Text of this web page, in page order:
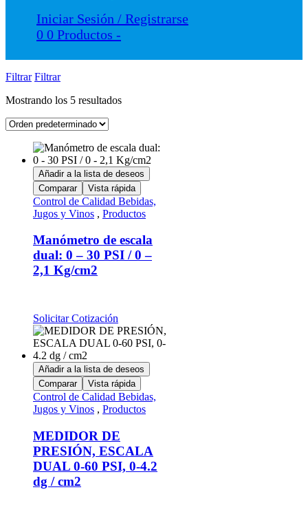
Iniciar Sesión / Registrarse
0 0 Productos -
Filtrar Filtrar
Mostrando los 5 resultados
Añadir a la lista de deseos
Comparar
Vista rápida
Control de Calidad Bebidas,
Jugos y Vinos , Productos
Manómetro de escala
dual: 0 – 30 PSI / 0 –
2,1 Kg/cm2
Solicitar Cotización
Añadir a la lista de deseos
Comparar
Vista rápida
Control de Calidad Bebidas,
Jugos y Vinos , Productos
MEDIDOR DE
PRESIÓN, ESCALA
DUAL 0-60 PSI, 0-4.2
dg / cm2